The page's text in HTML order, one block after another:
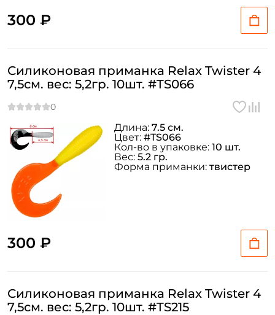
300 ₽
Силиконовая приманка Relax Twister 4
7,5см. вес: 5,2гр. 10шт. #TS066
300 ₽
Длина: 7.5 см.
Цвет: #TS066
Кол-во в упаковке: 10 шт.
Вес: 5.2 гр.
Форма приманки: твистер
Силиконовая приманка Relax Twister 4
7,5см. вес: 5,2гр. 10шт. #TS215